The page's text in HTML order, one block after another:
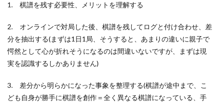
1. 棋譜を残す必要性、メリットを理解する
2. オンラインで対局した後、棋譜を残してログと付け合わせ、差
分を抽出する(まずは1日1局、そうすると、あまりの違いに親子で
愕然として心が折れそうになるのは間違いないですが、まずは現
実を認識するしかありません)
3. 差分から明らかになった事象を整理する(棋譜が途中まで、こ
ども自身が勝手に棋譜を創作＝全く異なる棋譜になっている、手